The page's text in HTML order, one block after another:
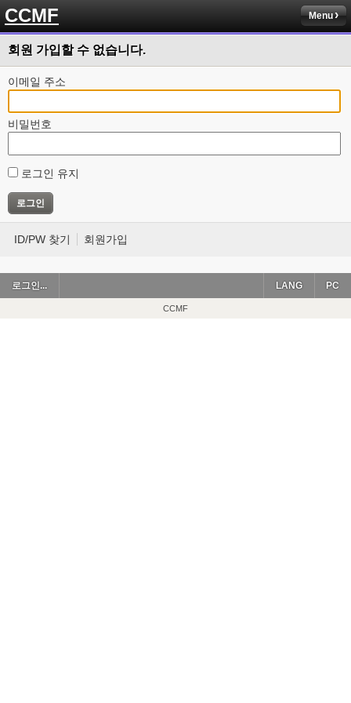
CCMF Menu
회원 가입할 수 없습니다.
이메일 주소
비밀번호
로그인 유지
ID/PW 찾기 회원가입
로그인... PC
LANG
CCMF